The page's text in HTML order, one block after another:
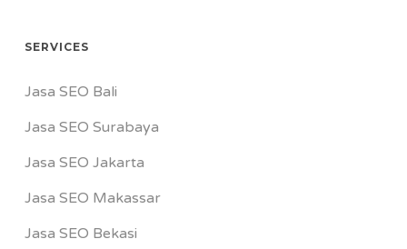
SERVICES
Jasa SEO Bali
Jasa SEO Surabaya
Jasa SEO Jakarta
Jasa SEO Makassar
Jasa SEO Bekasi